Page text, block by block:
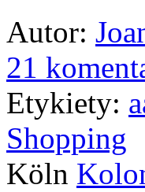
Autor:
21
Etykiety:
Shopping
Köln